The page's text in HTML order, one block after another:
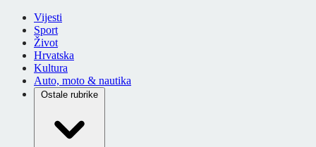
Vijesti
Sport
Život
Hrvatska
Kultura
Auto, moto & nautika
Ostale rubrike